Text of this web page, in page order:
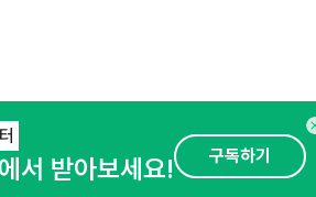
애즈란 공지사항 제휴문의 인사이터 신청
서 받아보세요! 구독하기